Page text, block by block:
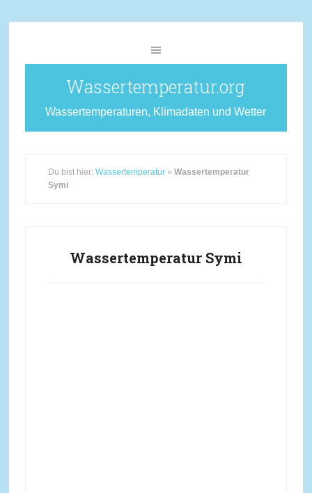
Wassertemperatur.org
Wassertemperaturen, Klimadaten und Wetter
Du bist hier: Wassertemperatur» Wassertemperatur
Symi
Wassertemperatur Symi